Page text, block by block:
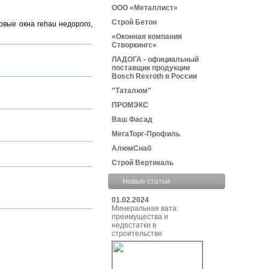
окна rehau недорого,
ООО «Металлист»
Строй Бетон
«Оконная компания
Створкингс»
ЛАДОГА - официальный
поставщик продукции
Bosch Rexroth в России
"Таталюм"
ПРОМЭКС
Ваш Фасад
МегаТорг-Профиль
АлюмСнаб
Строй Вертикаль
Новые статьи
01.02.2024
Минеральная вата:
преимущества и
недостатки в
строительстве